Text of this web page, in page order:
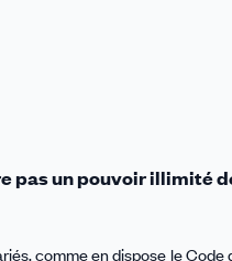
pas un pouvoir illimité
comme en dispose le Code